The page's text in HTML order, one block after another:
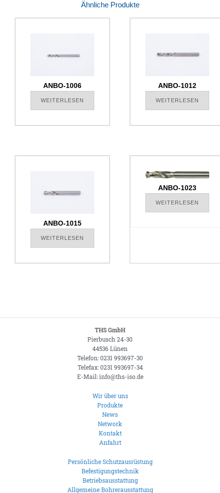
Ähnliche Produkte
ANBO-1006
WEITERLESEN
ANBO-1012
WEITERLESEN
ANBO-1015
WEITERLESEN
ANBO-1023
WEITERLESEN
THS GmbH
Pierbusch 24-30
44536 Lünen
Telefon: 0231 993697-30
Telefax: 0231 993697-34
E-Mail: info@ths-iso.de
Wir über uns
Produkte
News
Network
Kontakt
Anfahrt
Persönliche Schutzausrüstung
Befestigungstechnik
Betriebsausstattung
Allgemeine Bohrerausstattung